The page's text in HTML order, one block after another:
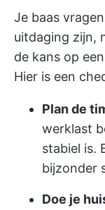
Je baas
uitdaging zijn,
de kans op
Hier is een
Plan de
werklast
stabiel is.
bijzonder
Doe je